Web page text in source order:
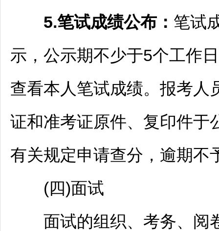
5.笔试成绩公布： 笔试
示，公示期不少于5个工作
查看本人笔试成绩。报考人
证和准考证原件、复印件于
有关规定申请查分，逾期不
(四)面试
面试的组织、考务、阅